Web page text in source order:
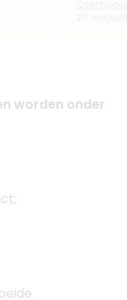
worden onder